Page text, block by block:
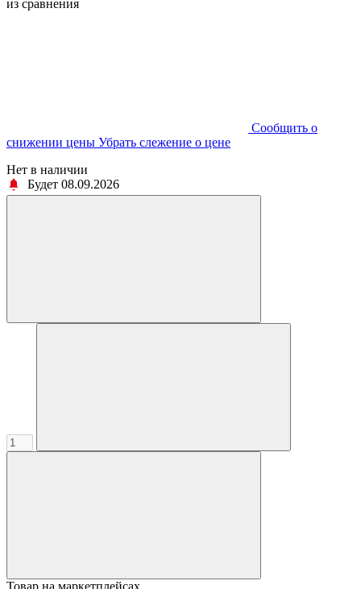
из сравнения
Cообщить о
снижении цены Убрать слежение о цене
Нет в наличии
Будет 08.09.2026
Товар на маркетплейсах